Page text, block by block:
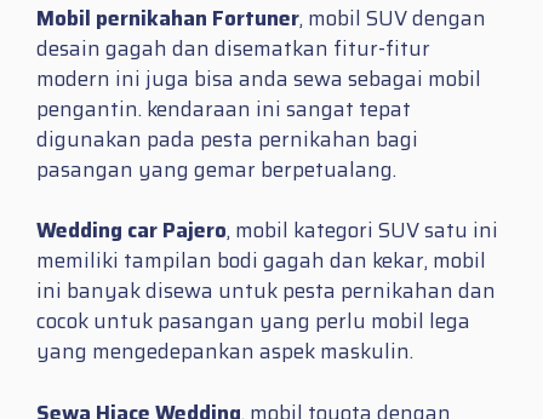
Mobil pernikahan Fortuner, mobil SUV dengan
desain gagah dan disematkan fitur-fitur
modern ini juga bisa anda sewa sebagai mobil
pengantin. kendaraan ini sangat tepat
digunakan pada pesta pernikahan bagi
pasangan yang gemar berpetualang.
Wedding car Pajero, mobil kategori SUV satu ini
memiliki tampilan bodi gagah dan kekar, mobil
ini banyak disewa untuk pesta pernikahan dan
cocok untuk pasangan yang perlu mobil lega
yang mengedepankan aspek maskulin.
Sewa Hiace Wedding, mobil toyota dengan